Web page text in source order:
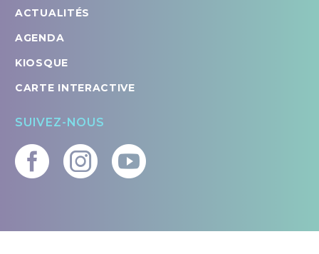
ACTUALITÉS
AGENDA
KIOSQUE
CARTE INTERACTIVE
SUIVEZ-NOUS